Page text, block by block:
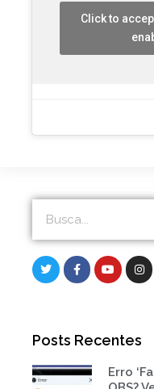
Click to
Search
T
w
i
F
a
c
k
f
Y
o
u
I
n
s
a
Posts Recentes
Erro